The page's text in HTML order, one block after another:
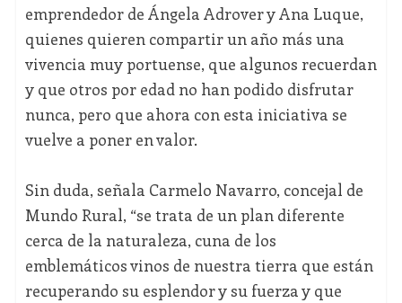
emprendedor de Ángela Adrover y Ana Luque,
quienes quieren compartir un año más una
vivencia muy portuense, que algunos recuerdan
y que otros por edad no han podido disfrutar
nunca, pero que ahora con esta iniciativa se
vuelve a poner en valor.
Sin duda, señala Carmelo Navarro, concejal de
Mundo Rural, “se trata de un plan diferente
cerca de la naturaleza, cuna de los
emblemáticos vinos de nuestra tierra que están
recuperando su esplendor y su fuerza y que